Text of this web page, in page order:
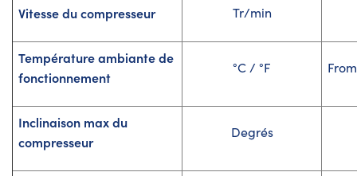
Vitesse du compresseur Tr/min
Température ambiante de
fonctionnement
°C / °F
Inclinaison max du
compresseur
Degrés